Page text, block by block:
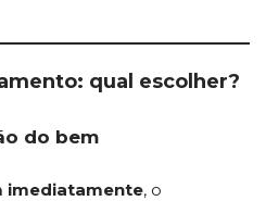
qual escolher?
do bem
imediatamente, o